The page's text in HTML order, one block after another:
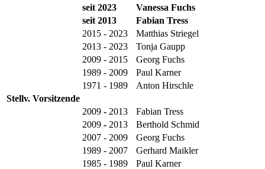
seit 2023
Vanessa Fuchs
seit 2013
Fabian Tress
2015 - 2023
Matthias Striegel
2013 - 2023
Tonja Gaupp
2009 - 2015
Georg Fuchs
1989 - 2009
Paul Karner
1971 - 1989
Anton Hirschle
Stellv. Vorsitzende
2009 - 2013
Fabian Tress
2009 - 2013
Berthold Schmid
2007 - 2009
Georg Fuchs
1989 - 2007
Gerhard Maikler
1985 - 1989
Paul Karner